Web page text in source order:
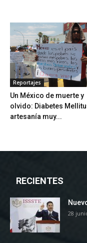
Reportajes
Un México de muerte y
olvido: Diabetes
artesanía muy...
RECIENTES
28